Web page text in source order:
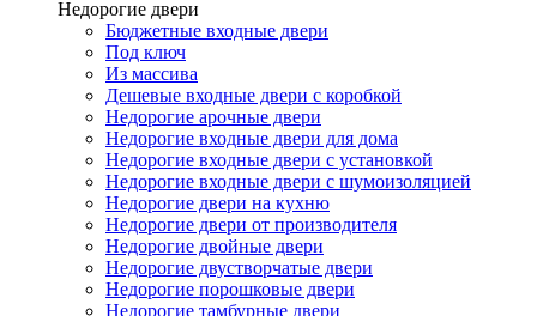
Недорогие двери
Бюджетные входные двери
Под ключ
Из массива
Дешевые входные двери с коробкой
Недорогие арочные двери
Недорогие входные двери для дома
Недорогие входные двери с установкой
Недорогие входные двери с шумоизоляцией
Недорогие двери на кухню
Недорогие двери от производителя
Недорогие двойные двери
Недорогие двустворчатые двери
Недорогие порошковые двери
Недорогие тамбурные двери